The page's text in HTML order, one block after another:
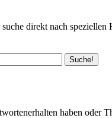
direkt nach speziellen
haben oder